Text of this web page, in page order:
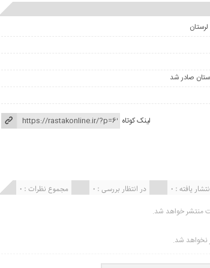
لینک کوتاه
مجموع نظرات : 0 در انتظار بررسی : 0 یافته : ۰
منتشر خواهد شد.
نخواهد شد.